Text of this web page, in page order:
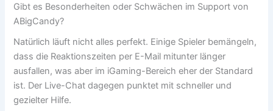
Gibt es Besonderheiten oder Schwächen im Support von
ABigCandy?
Natürlich läuft nicht alles perfekt. Einige Spieler bemängeln,
dass die Reaktionszeiten per E-Mail mitunter länger
ausfallen, was aber im iGaming-Bereich eher der Standard
ist. Der Live-Chat dagegen punktet mit schneller und
gezielter Hilfe.